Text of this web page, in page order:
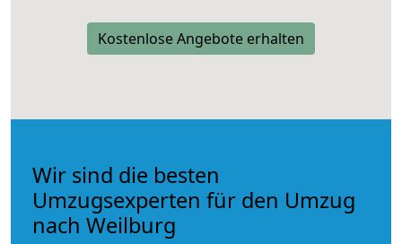
Kostenlose Angebote erhalten
Wir sind die besten
Umzugsexperten für den Umzug
nach Weilburg